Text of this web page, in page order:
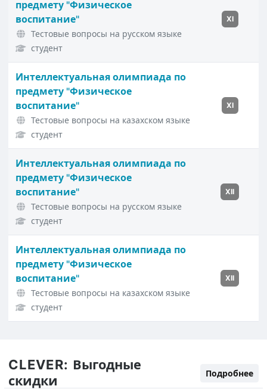
предмету "Физическое
воспитание"
Тестовые вопросы на русском языке
студент
XI
Интеллектуальная олимпиада по
предмету "Физическое
воспитание"
Тестовые вопросы на казахском языке
студент
XI
Интеллектуальная олимпиада по
предмету "Физическое
воспитание"
Тестовые вопросы на русском языке
студент
XII
Интеллектуальная олимпиада по
предмету "Физическое
воспитание"
Тестовые вопросы на казахском языке
студент
XII
CLEVER: Выгодные
скидки
Подробнее